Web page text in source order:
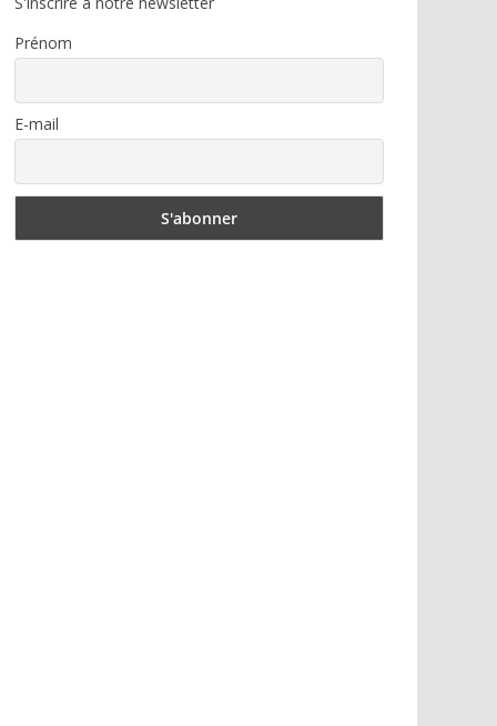
Prénom
E-mail